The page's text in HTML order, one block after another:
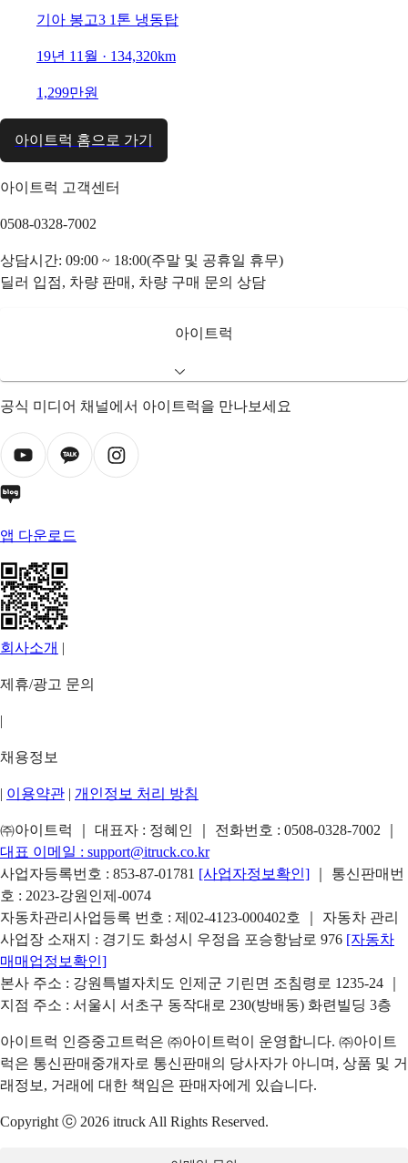
기아 봉고3 1톤 냉동탑
19년 11월 · 134,320km
1,299만원
아이트럭 홈으로 가기
아이트럭 고객센터
0508-0328-7002
상담시간: 09:00 ~ 18:00(주말 및 공휴일 휴무)
딜러 입점, 차량 판매, 차량 구매 문의 상담
아이트럭
공식 미디어 채널에서 아이트럭을 만나보세요
앱 다운로드
회사소개 |
제휴/광고 문의
|
채용정보
| 이용약관 | 개인정보 처리 방침
㈜아이트럭 ｜ 대표자 : 정혜인 ｜ 전화번호 : 0508-0328-7002
대표 이메일 : support@itruck.co.kr
사업자등록번호 : 853-87-01781 [사업자정보확인]
｜ 통신판매번
호 : 2023-강원인제-0074
자동차관리사업등록 번호 : 제02-4123-000402호 ｜ 자동차 관리
사업장 소재지 : 경기도 화성시 우정읍 포승항남로 976 [자동차
매매업정보확인]
본사 주소 : 강원특별자치도 인제군 기린면 조침령로 1235-24 ｜
지점 주소 : 서울시 서초구 동작대로 230(방배동) 화련빌딩 3층
아이트럭 인증중고트럭은 ㈜아이트럭이 운영합니다. ㈜아이트
럭은 통신판매중개자로 통신판매의 당사자가 아니며, 상품 및 거
래정보, 거래에 대한 책임은 판매자에게 있습니다.
Copyright ⓒ 2026 itruck All Rights Reserved.